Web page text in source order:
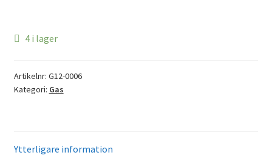
4 i lager
Artikelnr: G12-0006
Kategori: Gas
Ytterligare information